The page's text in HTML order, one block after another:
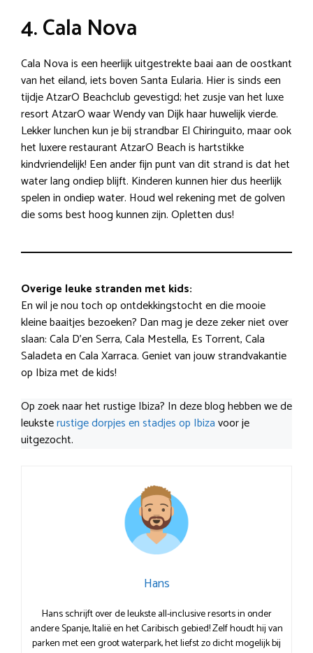
4. Cala Nova
Cala Nova is een heerlijk uitgestrekte baai aan de oostkant
van het eiland, iets boven Santa Eularia. Hier is sinds een
tijdje AtzarO Beachclub gevestigd; het zusje van het luxe
resort AtzarO waar Wendy van Dijk haar huwelijk vierde.
Lekker lunchen kun je bij strandbar El Chiringuito, maar ook
het luxere restaurant AtzarO Beach is hartstikke
kindvriendelijk! Een ander fijn punt van dit strand is dat het
water lang ondiep blijft. Kinderen kunnen hier dus heerlijk
spelen in ondiep water. Houd wel rekening met de golven
die soms best hoog kunnen zijn. Opletten dus!
Overige leuke stranden met kids:
En wil je nou toch op ontdekkingstocht en die mooie
kleine baaitjes bezoeken? Dan mag je deze zeker niet over
slaan: Cala D’en Serra, Cala Mestella, Es Torrent, Cala
Saladeta en Cala Xarraca. Geniet van jouw strandvakantie
op Ibiza met de kids!
Op zoek naar het rustige Ibiza? In deze blog hebben we de
leuksterustige dorpjes en stadjes op Ibizavoor je
uitgezocht.
Hans
Hans schrijft over de leukste all-inclusive resorts in onder
andere Spanje, Italië en het Caribisch gebied! Zelf houdt hij van
parken met een groot waterpark, het liefst zo dicht mogelijk bij